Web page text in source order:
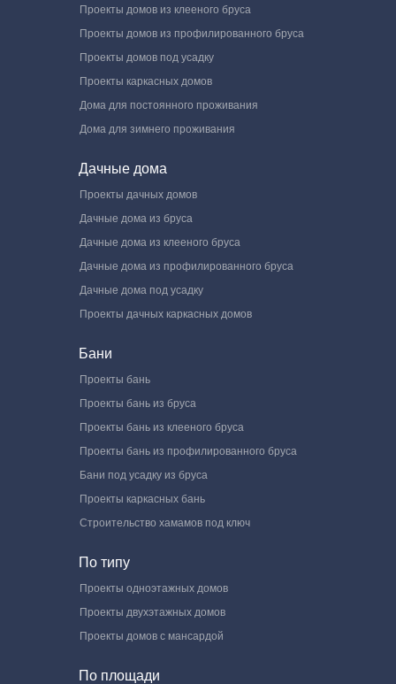
Проекты домов из клееного бруса
Проекты домов из профилированного бруса
Проекты домов под усадку
Проекты каркасных домов
Дома для постоянного проживания
Дома для зимнего проживания
Дачные дома
Проекты дачных домов
Дачные дома из бруса
Дачные дома из клееного бруса
Дачные дома из профилированного бруса
Дачные дома под усадку
Проекты дачных каркасных домов
Бани
Проекты бань
Проекты бань из бруса
Проекты бань из клееного бруса
Проекты бань из профилированного бруса
Бани под усадку из бруса
Проекты каркасных бань
Строительство хамамов под ключ
По типу
Проекты одноэтажных домов
Проекты двухэтажных домов
Проекты домов с мансардой
По площади